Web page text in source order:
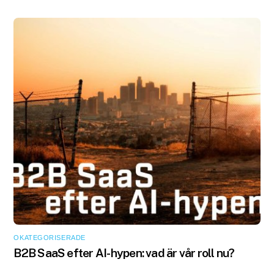
OKATEGORISERADE
B2B SaaS efter AI-hypen: vad är vår roll nu?